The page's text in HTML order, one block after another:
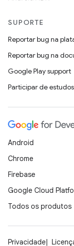
SUPORTE
Reportar bug na
Reportar bug na
Google Play support
Participar de
Android
Chrome
Firebase
Google Cloud
Todos os produtos
Privacidade